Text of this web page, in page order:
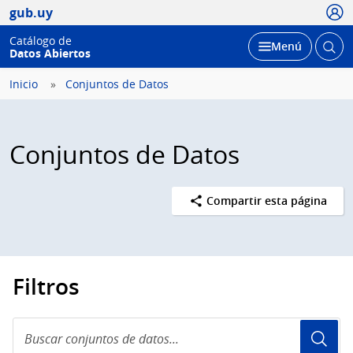
gub.uy
Catálogo de
Datos Abiertos
Desplegar
Menú Abrir
Inicio Conjuntos de Datos
Conjuntos de Datos
Compartir esta página
Filtros
conjuntos